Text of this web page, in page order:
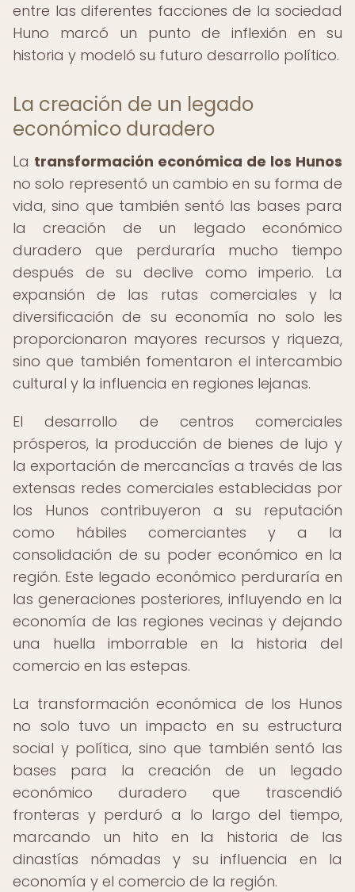
entre las diferentes facciones de la sociedad
Huno marcó un punto de inflexión en su
historia y modeló su futuro desarrollo político.
La creación de un legado
económico duradero
La transformación económica de los Hunos
no solo representó un cambio en su forma de
vida, sino que también sentó las bases para
la creación de un legado económico
duradero que perduraría mucho tiempo
después de su declive como imperio. La
expansión de las rutas comerciales y la
diversificación de su economía no solo les
proporcionaron mayores recursos y riqueza,
sino que también fomentaron el intercambio
cultural y la influencia en regiones lejanas.
El desarrollo de centros comerciales
prósperos, la producción de bienes de lujo y
la exportación de mercancías a través de las
extensas redes comerciales establecidas por
los Hunos contribuyeron a su reputación
como hábiles comerciantes y a la
consolidación de su poder económico en la
región. Este legado económico perduraría en
las generaciones posteriores, influyendo en la
economía de las regiones vecinas y dejando
una huella imborrable en la historia del
comercio en las estepas.
La transformación económica de los Hunos
no solo tuvo un impacto en su estructura
social y política, sino que también sentó las
bases para la creación de un legado
económico duradero que trascendió
fronteras y perduró a lo largo del tiempo,
marcando un hito en la historia de las
dinastías nómadas y su influencia en la
economía y el comercio de la región.